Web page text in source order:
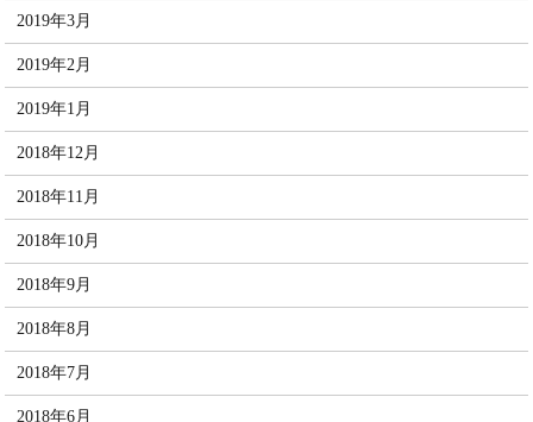
2019年3月
2019年2月
2019年1月
2018年12月
2018年11月
2018年10月
2018年9月
2018年8月
2018年7月
2018年6月